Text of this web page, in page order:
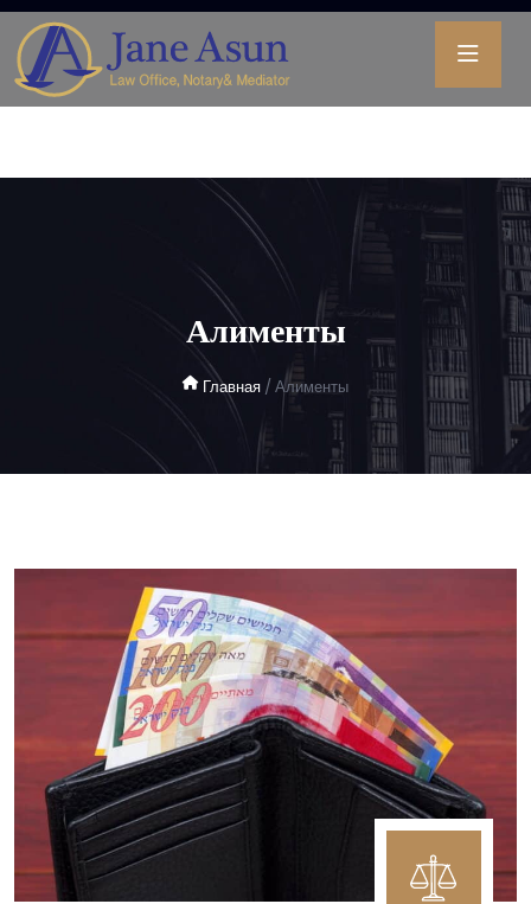
Обратите
внимание:
на
этом
Алименты
Главная /Алименты